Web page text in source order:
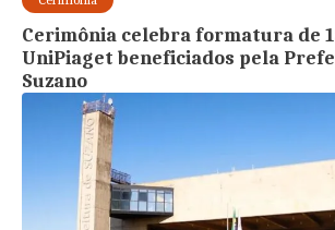
Cerimônia celebra formatura de
UniPiaget beneficiados pela
Suzano